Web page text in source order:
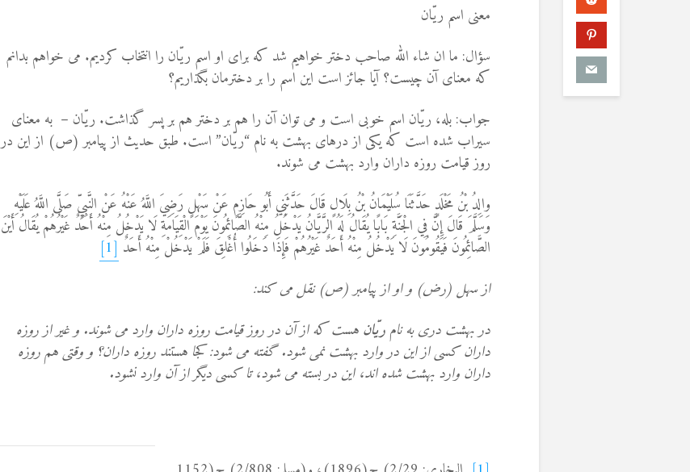
معنی اسم ریّان
سؤال: ما ان شاء الله صاحب دختر خواهیم شد که برای او اسم ریّان را انتخاب کردیم. می خواهم بدانم
که معنای آن چیست؟ آیا جائز است این اسم را بر دخترمان بگذاریم؟
جواب: بله، ریّان اسم خوبی است و می توان آن را هم بر دختر هم بر پسر گذاشت. ریّان – به معنای
سیراب شده است که یکی از درهای بهشت به نام “ریّان” است. طبق حدیث از پیامبر (ص) از این در
روز قیامت روزه داران وارد بهشت می شوند.
والِدُ بْنُ مَخْلَدٍ حَدَّثَنَا سُلَيْمَانُ بْنُ بِلَالٍ قَالَ حَدَّثَنِي أَبُو حَازِمٍ عَنْ سَهْلٍ رَضِيَ اللَّهُ عَنْهُ عَنْ النَّبِيِّ صَلَّى اللَّهُ عَلَيْهِ
وَسَلَّمَ قَالَ إِنَّ فِي الْجَنَّةِ بَابًا يُقَالُ لَهُ الرَّيَّانُ يَدْخُلُ مِنْهُ الصَّائِمُونَ يَوْمَ الْقِيَامَةِ لَا يَدْخُلُ مِنْهُ أَحَدٌ غَيْرُهُمْ يُقَالُ أَيْنَ
الصَّائِمُونَ فَيَقُومُونَ لَا يَدْخُلُ مِنْهُ أَحَدٌ غَيْرُهُمْ فَإِذَا دَخَلُوا أُغْلِقَ فَلَمْ يَدْخُلْ مِنْهُ أَحَدٌ [1]
از سهل (رض) و او از پیامبر (ص) نقل می کند:
در بهشت دری به نامریّانهست که از آن در روز قیامت روزه داران وارد می شوند. و غیر از روزه
داران کسی از این در وارد بهشت نمی شود. گفته می شود: کجا هستند روزه داران؟ و وقتی هم روزه
داران وارد بهشت شده اند، این در بسته می شود، تا کسی دیگر از آن وارد نشود.